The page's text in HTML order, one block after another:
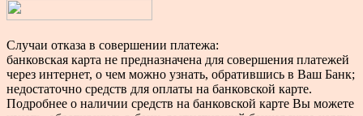
Случаи отказа в совершении платежа:
банковская карта не предназначена для совершения платежей
через интернет, о чем можно узнать, обратившись в Ваш Банк;
недостаточно средств для оплаты на банковской карте.
Подробнее о наличии средств на банковской карте Вы можете